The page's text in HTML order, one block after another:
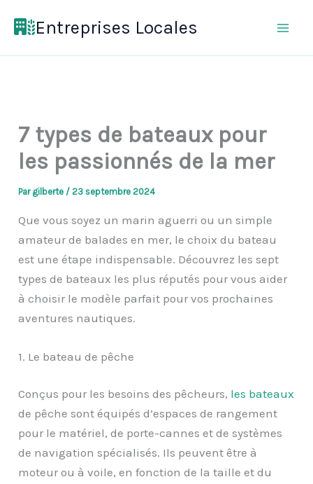
Entreprises Locales
7 types de bateaux pour
les passionnés de la mer
Par gilberte /23 septembre 2024
Que vous soyez un marin aguerri ou un simple
amateur de balades en mer, le choix du bateau
est une étape indispensable. Découvrez les sept
types de bateaux les plus réputés pour vous aider
à choisir le modèle parfait pour vos prochaines
aventures nautiques.
1. Le bateau de pêche
Conçus pour les besoins des pêcheurs, les bateaux
de pêche sont équipés d’espaces de rangement
pour le matériel, de porte-cannes et de systèmes
de navigation spécialisés. Ils peuvent être à
moteur ou à voile, en fonction de la taille et du